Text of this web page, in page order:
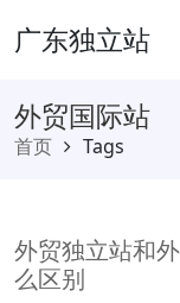
广东独立站
外贸国际站
首页 Tags
外贸独立站和
么区别